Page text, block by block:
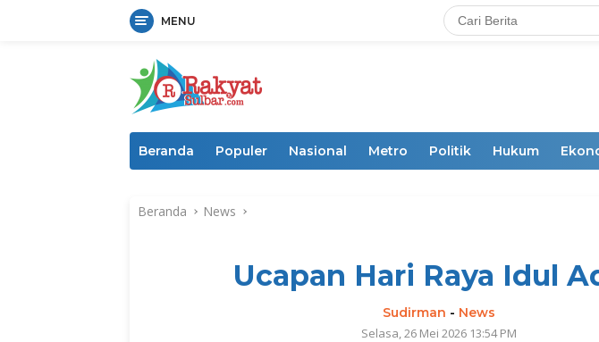
MENU
Beranda Populer Nasional Metro Politik Hukum
Beranda News
Ucapan Hari Raya Idul
Sudirman - News
Selasa, 26 Mei 2026 13:54 PM